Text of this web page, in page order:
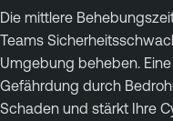
Die mittlere
Teams
Umgebung beheben.
Gefährdung durch
Schaden und stärkt Ihre